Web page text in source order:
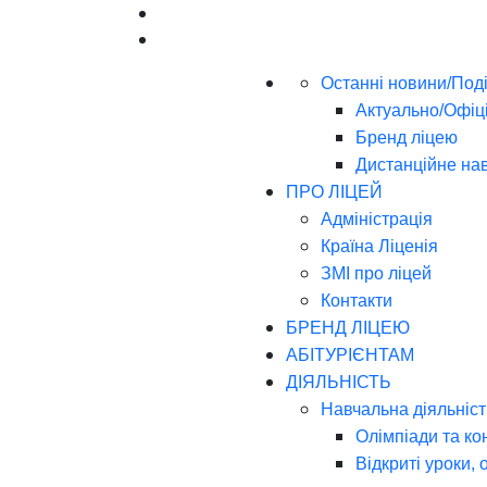
Останні новини/
Актуально/
Бренд ліцею
Дистанційне
ПРО ЛІЦЕЙ
Адміністрація
Країна Ліценія
ЗМІ про ліцей
Контакти
БРЕНД ЛІЦЕЮ
АБІТУРІЄНТАМ
ДІЯЛЬНІСТЬ
Навчальна
Олімпіади та
Відкриті уроки,